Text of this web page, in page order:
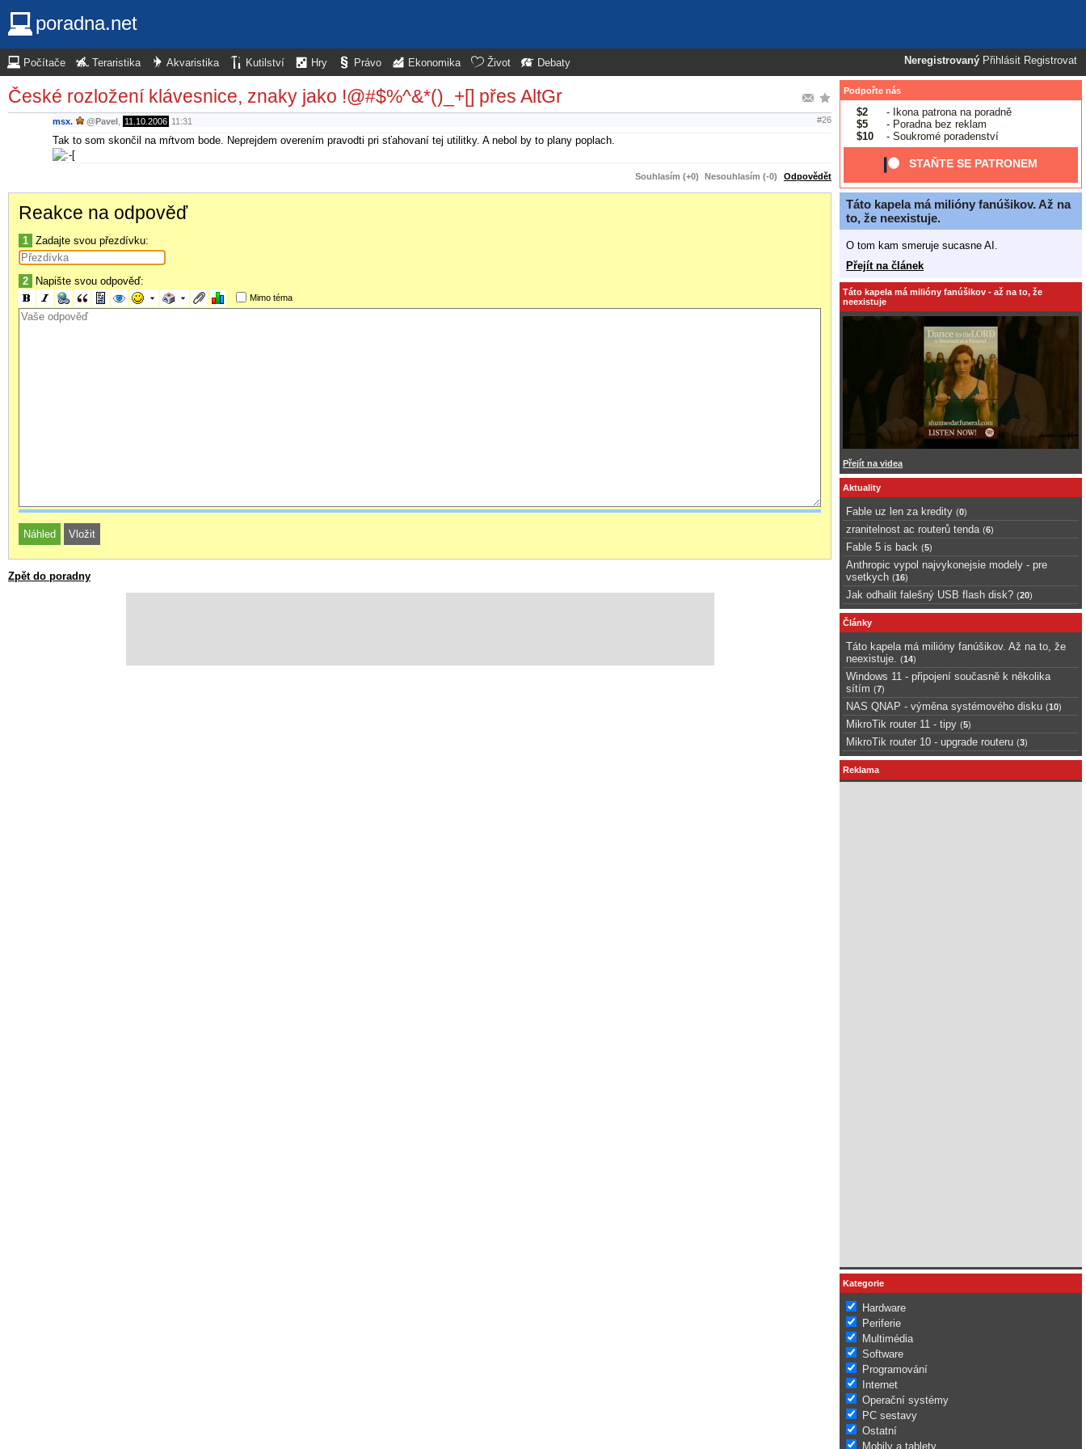
poradna.net
Neregistrovaný Přihlásit Registrovat
Počítače Teraristika Akvaristika Kutilství Hry Právo Ekonomika Život Debaty
České rozložení klávesnice, znaky jako !@#$%^&*()_+[] přes AltGr
msx. @Pavel 11.10.2006 11:31 #26
Tak to som skončil na mŕtvom bode. Neprejdem overením pravodti pri sťahovaní tej utilitky. A nebol by to plany poplach.
Souhlasím (+0) Nesouhlasím (-0) Odpovědět
Reakce na odpověď
1 Zadajte svou přezdívku:
2 Napište svou odpověď:
Mimo téma
Zpět do poradny
Podpořte nás
$2
- Ikona patrona na poradně
$5
- Poradna bez reklam
$10
- Soukromé poradenství
STAŇTE SE PATRONEM
Táto kapela má milióny fanúšikov. Až na
to, že neexistuje.
O tom kam smeruje sucasne AI.
Přejít na článek
Táto kapela má milióny fanúšikov - až na to, že
neexistuje
Přejít na videa
Aktuality
Fable uz len za kredity (0)
zranitelnost ac routerů tenda (6)
Fable 5 is back (5)
Anthropic vypol najvykonejsie modely - pre
vsetkych (16)
Jak odhalit falešný USB flash disk? (20)
Články
Táto kapela má milióny fanúšikov. Až na to, že
neexistuje.
(14)
Windows 11 - připojení současně k několika
sítím (7)
NAS QNAP - výměna systémového disku (10)
MikroTik router 11 - tipy (5)
MikroTik router 10 - upgrade routeru (3)
Reklama
Kategorie
Hardware
Periferie
Multimédia
Software
Programování
Internet
Operační systémy
PC sestavy
Ostatní
Mobily a tablety